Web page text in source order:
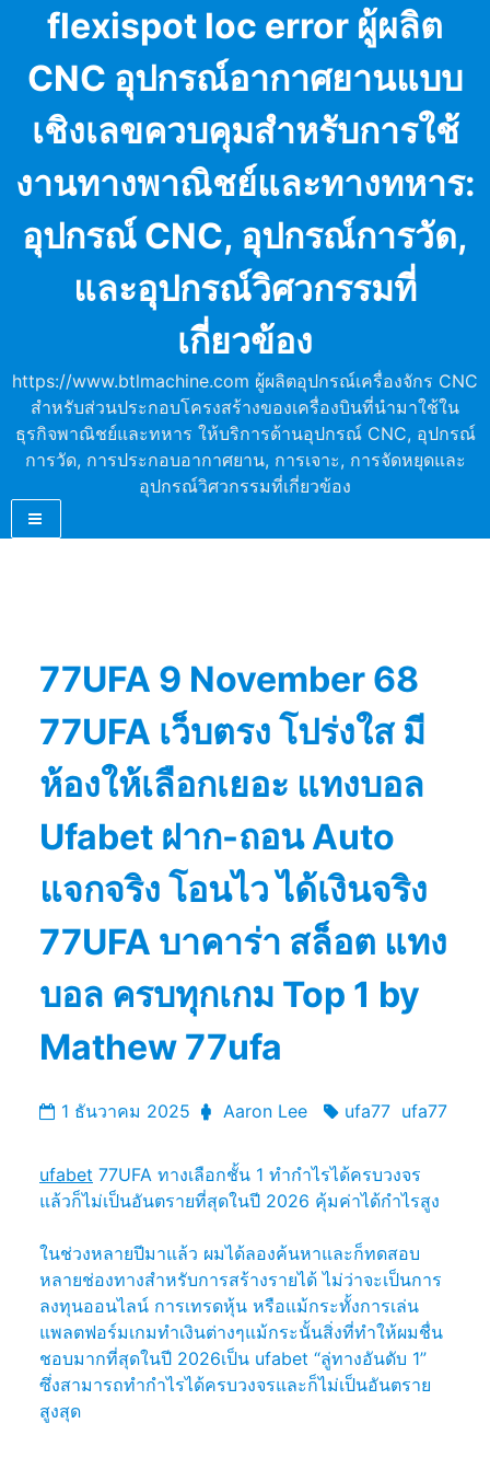
content
flexispot loc error ผู้ผลิต
CNC อุปกรณ์อากาศยานแบบ
เชิงเลขควบคุมสำหรับการใช้
งานทางพาณิชย์และทางทหาร:
อุปกรณ์ CNC, อุปกรณ์การวัด,
และอุปกรณ์วิศวกรรมที่
เกี่ยวข้อง
https://www.btlmachine.com ผู้ผลิตอุปกรณ์เครื่องจักร CNC
สำหรับส่วนประกอบโครงสร้างของเครื่องบินที่นำมาใช้ใน
ธุรกิจพาณิชย์และทหาร ให้บริการด้านอุปกรณ์ CNC, อุปกรณ์
การวัด, การประกอบอากาศยาน, การเจาะ, การจัดหยุดและ
อุปกรณ์วิศวกรรมที่เกี่ยวข้อง
77UFA 9 November 68
77UFA เว็บตรง โปร่งใส มี
ห้องให้เลือกเยอะ แทงบอล
Ufabet ฝาก-ถอน Auto
แจกจริง โอนไว ได้เงินจริง
77UFA บาคาร่า สล็อต แทง
บอล ครบทุกเกม Top 1 by
Mathew 77ufa
1 ธันวาคม 2025 Aaron Lee ufa77 ufa77
ufabet 77UFA ทางเลือกชั้น 1 ทำกำไรได้ครบวงจร
แล้วก็ไม่เป็นอันตรายที่สุดในปี 2026 คุ้มค่าได้กำไรสูง
ในช่วงหลายปีมาแล้ว ผมได้ลองค้นหาและก็ทดสอบ
หลายช่องทางสำหรับการสร้างรายได้ ไม่ว่าจะเป็นการ
ลงทุนออนไลน์ การเทรดหุ้น หรือแม้กระทั้งการเล่น
แพลตฟอร์มเกมทำเงินต่างๆแม้กระนั้นสิ่งที่ทำให้ผมชื่น
ชอบมากที่สุดในปี 2026เป็น ufabet “ลู่ทางอันดับ 1”
ซึ่งสามารถทำกำไรได้ครบวงจรและก็ไม่เป็นอันตราย
สูงสุด